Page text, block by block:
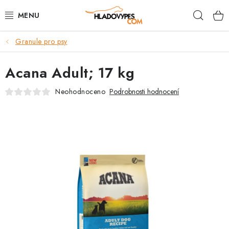
na
POTŘEBY PRO PSY
TAMI PŘEPRAVNÍ BOXY
SPORT SE PSEM
VĚRNOSTNÍ PROGRAM
Granule pro psy
Acana Adult; 17 kg
Neohodnoceno Podrobnosti hodnocení